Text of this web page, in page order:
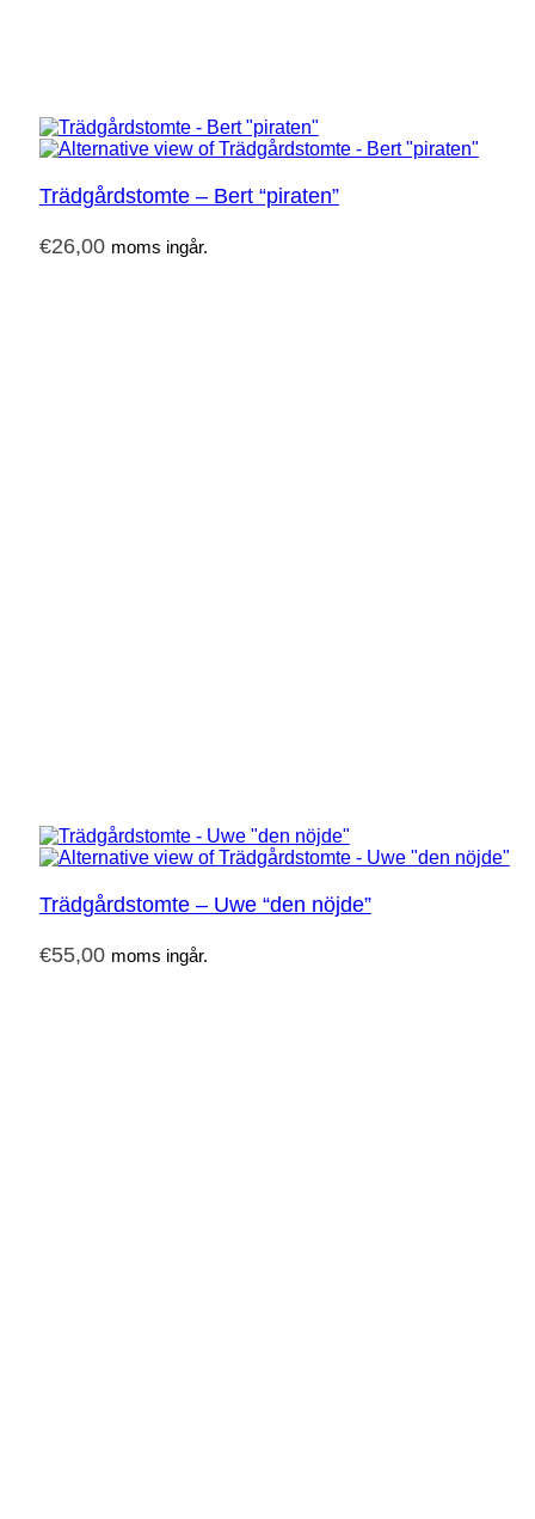
Trädgårdstomte – Bert “piraten”
€26,00 moms ingår.
Trädgårdstomte – Uwe “den nöjde”
€55,00 moms ingår.